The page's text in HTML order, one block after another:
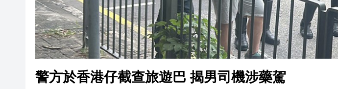
警方於香港仔截查旅遊巴 揭男司機涉藥駕